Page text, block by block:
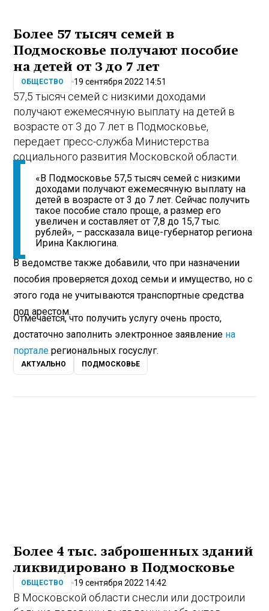
Более 57 тысяч семей в
Подмосковье получают пособие
на детей от 3 до 7 лет
ОБЩЕСТВО 19 сентября 2022 14:51
57,5 тысяч семей с низкими доходами
получают ежемесячную выплату на детей в
возрасте от 3 до 7 лет в Подмосковье,
передает пресс-служба Министерства
социального развития Московской области.
«В Подмосковье 57,5 тысяч семей с низкими
доходами получают ежемесячную выплату на
детей в возрасте от 3 до 7 лет. Сейчас получить
такое пособие стало проще, а размер его
увеличен и составляет от 7,8 до 15,7 тыс.
рублей», – рассказала вице-губернатор региона
Ирина Каклюгина.
В ведомстве также добавили, что при назначении
пособия проверяется доход семьи и имущество, но с
этого года не учитываются транспортные средства
под арестом.
Отмечается, что получить услугу очень просто,
достаточно заполнить электронное заявление на
портале региональных госуслуг.
АКТУАЛЬНО ПОДМОСКОВЬЕ
Более 4 тыс. заброшенных зданий
ликвидировано в Подмосковье
ОБЩЕСТВО 19 сентября 2022 14:42
В Московской области снесли или достроили